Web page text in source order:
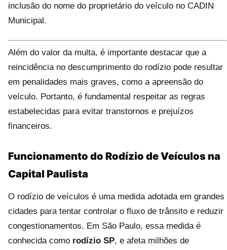
inclusão do nome do proprietário do veículo no CADIN
Municipal.
Além do valor da multa, é importante destacar que a
reincidência no descumprimento do rodízio pode resultar
em penalidades mais graves, como a apreensão do
veículo. Portanto, é fundamental respeitar as regras
estabelecidas para evitar transtornos e prejuízos
financeiros.
Funcionamento do Rodízio de Veículos na
Capital Paulista
O rodízio de veículos é uma medida adotada em grandes
cidades para tentar controlar o fluxo de trânsito e reduzir
congestionamentos. Em São Paulo, essa medida é
conhecida como rodízio SP, e afeta milhões de